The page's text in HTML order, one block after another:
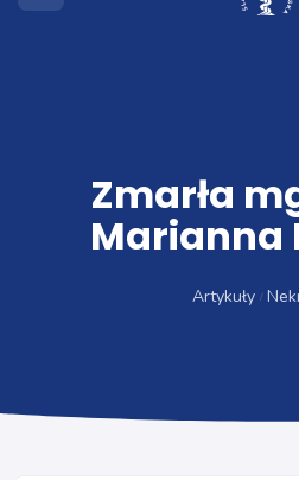
Zmarła
Marianna
Artykuły